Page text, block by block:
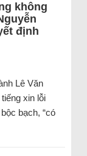
không
định
Lê Văn
xin lỗi
bạch, “có